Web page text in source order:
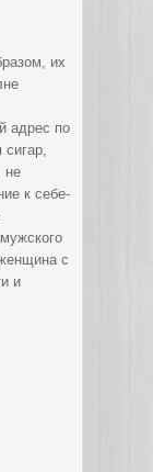
их
адрес по
сигар,
не
к себе-
с
и